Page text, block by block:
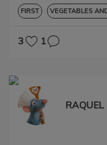
FIRST VEGETABLES
3 1